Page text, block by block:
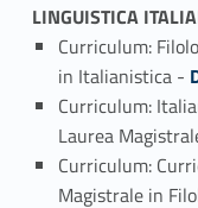
LINGUISTICA
Curriculum:
in Italianistica - Link identifier
Curriculum:
Laurea
Curriculum:
Magistrale in